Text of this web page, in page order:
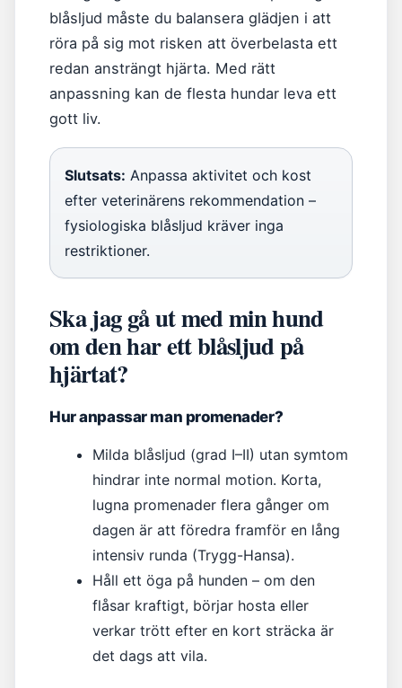
blåsljud måste du balansera glädjen i att
röra på sig mot risken att överbelasta ett
redan ansträngt hjärta. Med rätt
anpassning kan de flesta hundar leva ett
gott liv.
Slutsats: Anpassa aktivitet och kost
efter veterinärens rekommendation –
fysiologiska blåsljud kräver inga
restriktioner.
Ska jag gå ut med min hund
om den har ett blåsljud på
hjärtat?
Hur anpassar man promenader?
Milda blåsljud (grad I–II) utan symtom
hindrar inte normal motion. Korta,
lugna promenader flera gånger om
dagen är att föredra framför en lång
intensiv runda (Trygg-Hansa).
Håll ett öga på hunden – om den
flåsar kraftigt, börjar hosta eller
verkar trött efter en kort sträcka är
det dags att vila.